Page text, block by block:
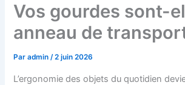
Vos gourdes sont-
anneau de
Paradmin/2 juin 2026
L’ergonomie des objets du quotidien